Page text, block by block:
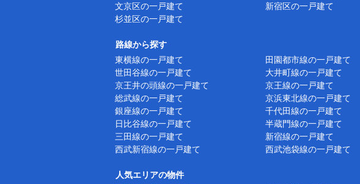
文京区の一戸建て
新宿区の一戸建て
杉並区の一戸建て
路線から探す
東横線の一戸建て
田園都市線の一戸建て
世田谷線の一戸建て
大井町線の一戸建て
京王井の頭線の一戸建て
京王線の一戸建て
総武線の一戸建て
京浜東北線の一戸建て
銀座線の一戸建て
千代田線の一戸建て
日比谷線の一戸建て
半蔵門線の一戸建て
三田線の一戸建て
新宿線の一戸建て
西武新宿線の一戸建て
西武池袋線の一戸建て
人気エリアの物件